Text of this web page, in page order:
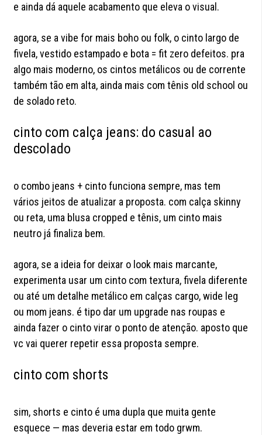
e ainda dá aquele acabamento que eleva o visual.
agora, se a vibe for mais boho ou folk, o cinto largo de
fivela, vestido estampado e bota = fit zero defeitos. pra
algo mais moderno, os cintos metálicos ou de corrente
também tão em alta, ainda mais com tênis old school ou
de solado reto.
cinto com calça jeans: do casual ao
descolado
o combo jeans + cinto funciona sempre, mas tem
vários jeitos de atualizar a proposta. com calça skinny
ou reta, uma blusa cropped e tênis, um cinto mais
neutro já finaliza bem.
agora, se a ideia for deixar o look mais marcante,
experimenta usar um cinto com textura, fivela diferente
ou até um detalhe metálico em calças cargo, wide leg
ou mom jeans. é tipo dar um upgrade nas roupas e
ainda fazer o cinto virar o ponto de atenção. aposto que
vc vai querer repetir essa proposta sempre.
cinto com shorts
sim, shorts e cinto é uma dupla que muita gente
esquece — mas deveria estar em todo grwm.